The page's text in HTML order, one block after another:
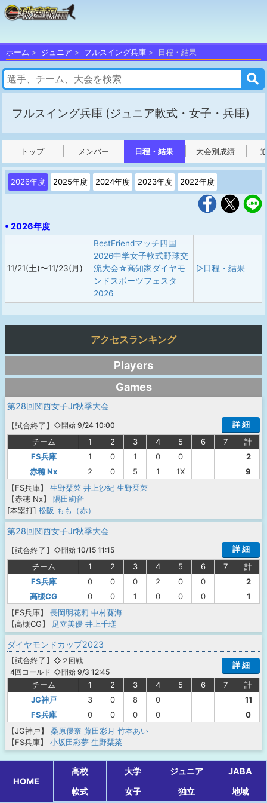
ホーム ジュニア フルスイング兵庫 日程・結果
フルスイング兵庫 (ジュニア軟式・女子・兵庫)
トップ メンバー 日程・結果 大会別成績
2026年度 2025年度 2024年度 2023年度 2022年度
• 2026年度
11/21(土)〜11/23(月)
BestFriendマッチ四国
2026中学女子軟式野球交
流大会☆高知家ダイヤモ
ンドスポーツフェスタ
2026
▷日程・結果
アクセスランキング
Players
Games
第28回関西女子Jr秋季大会
【試合終了 】 ◇開始 9/24 10:00
詳 細
チーム
1 2 3 4 5 6 7
計
FS兵庫
1 0 1 0 0
2
赤穂 Nx
2 0 5 1 1X
9
【FS兵庫】
生野栞菜 井上沙紀 生野栞菜
【赤穂 Nx】
隅田絢音
[本塁打] 松阪 もも（赤）
第28回関西女子Jr秋季大会
【試合終了 】 ◇開始 10/15 11:15
詳 細
チーム
1 2 3 4 5 6 7
計
FS兵庫
0 0 0 2 0 0
2
高槻CG
0 0 1 0 0 0
1
【FS兵庫】
長岡明花莉 中村葵海
【高槻CG】
足立美優 井上千瑳
ダイヤモンドカップ2023
【試合終了 】
4回コールド
◇２回戦
◇開始 9/3 12:45
詳 細
チーム 1 2 3 4 5 6 7
計
JG神戸
3 0 8 0
11
FS兵庫
0 0 0 0
0
【JG神戸】
桑原優奈 藤田彩月 竹本あい
【FS兵庫】
小坂田彩夢 生野栞菜
HOME
高校 大学 ジュニア
JABA
軟式
女子 独立 地域